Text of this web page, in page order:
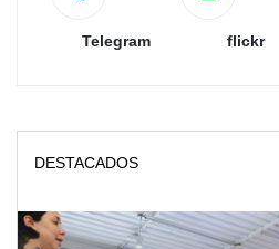
Telegram flickr
DESTACADOS